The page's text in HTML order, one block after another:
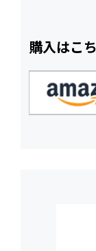
購入はこ